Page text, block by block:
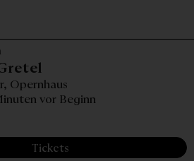
Opernhaus
vor Beginn
Tickets